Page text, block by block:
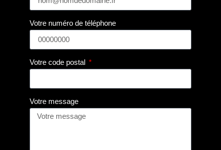
Votre numéro de téléphone
Votre code postal
Votre message